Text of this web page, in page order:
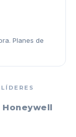
Planes de
Honeywell